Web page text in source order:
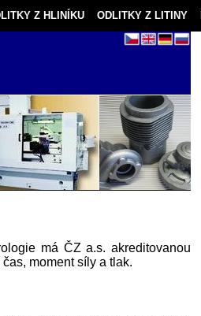
Z HLINÍKU ODLITKY Z LITINY
má ČZ a.s. akreditovanou
moment síly a tlak.